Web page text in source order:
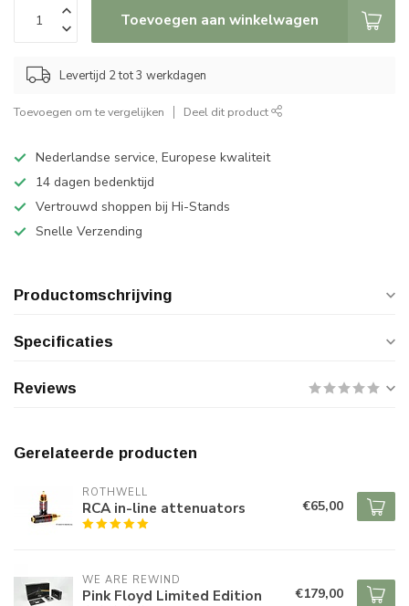
Toevoegen aan winkelwagen
Levertijd 2 tot 3 werkdagen
Toevoegen om te vergelijken Deel dit product
Nederlandse service, Europese kwaliteit
14 dagen bedenktijd
Vertrouwd shoppen bij Hi-Stands
Snelle Verzending
Productomschrijving
Specificaties
Reviews
Gerelateerde producten
ROTHWELL
RCA in-line attenuators €65,00
WE ARE REWIND
Pink Floyd Limited Edition €179,00